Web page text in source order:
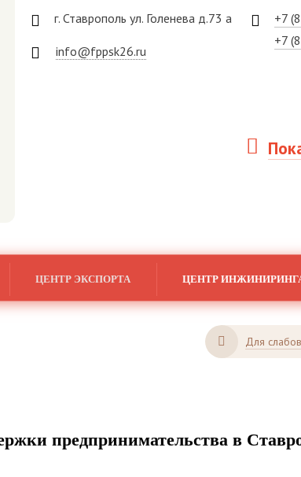
г. Ставрополь ул. Голенева д.73 а
info@fppsk26.ru
+7
+7
ЦЕНТР ЭКСПОРТА ЦЕНТР
Для
предпринимательства в